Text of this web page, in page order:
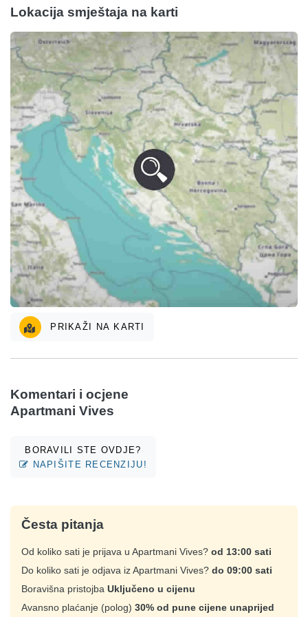
Lokacija smještaja na karti
PRIKAŽI NA KARTI
Komentari i ocjene
Apartmani Vives
BORAVILI STE OVDJE?
NAPIŠITE RECENZIJU!
Česta pitanja
Od koliko sati je prijava u Apartmani Vives? od 13:00 sati
Do koliko sati je odjava iz Apartmani Vives? do 09:00 sati
Boravišna pristojba Uključeno u cijenu
Avansno plaćanje (polog) 30% od pune cijene unaprijed